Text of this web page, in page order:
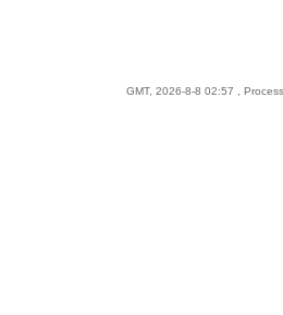
GMT, 2026-8-8 02:57 ,